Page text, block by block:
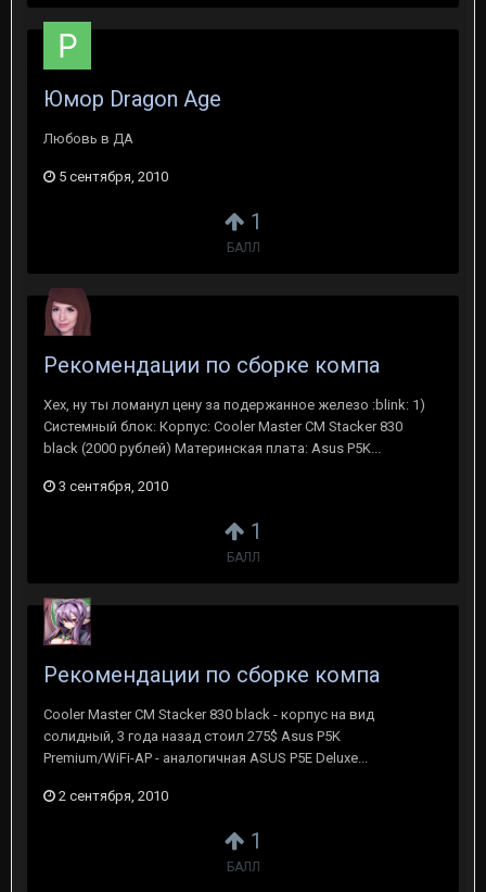
1
БАЛЛ
Юмор Dragon Age
Любовь в ДА
5 сентября, 2010
1
БАЛЛ
Рекомендации по сборке компа
Хех, ну ты ломанул цену за подержанное железо :blink: 1)
Системный блок: Корпус: Cooler Master CM Stacker 830
black (2000 рублей) Материнская плата: Asus P5K...
3 сентября, 2010
1
БАЛЛ
Рекомендации по сборке компа
Cooler Master CM Stacker 830 black - корпус на вид
солидный, 3 года назад стоил 275$ Asus P5K
Premium/WiFi-AP - аналогичная ASUS P5E Deluxe...
2 сентября, 2010